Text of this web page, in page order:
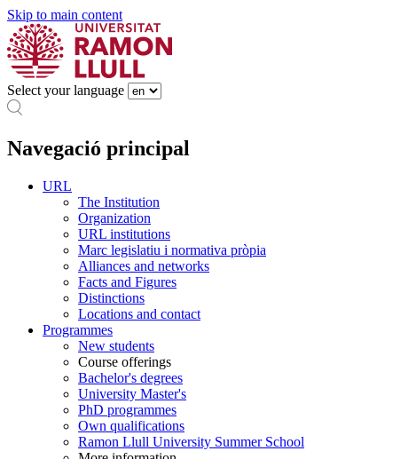
Skip to main content
Select your language
Navegació principal
URL
The Institution
Organization
URL institutions
Marc legislatiu i normativa pròpia
Alliances and networks
Facts and Figures
Distinctions
Locations and contact
Programmes
New students
Course offerings
Bachelor's degrees
University Master's
PhD programmes
Own qualifications
Ramon Llull University Summer School